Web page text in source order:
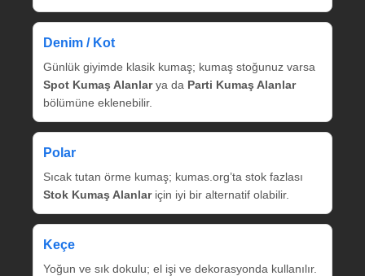
Denim / Kot
Günlük giyimde klasik kumaş; kumaş stoğunuz varsa
Spot Kumaş Alanlarya da Parti Kumaş Alanlar
bölümüne eklenebilir.
Polar
Sıcak tutan örme kumaş; kumas.org’ta stok fazlası
Stok Kumaş Alanlariçin iyi bir alternatif olabilir.
Keçe
Yoğun ve sık dokulu; el işi ve dekorasyonda kullanılır.